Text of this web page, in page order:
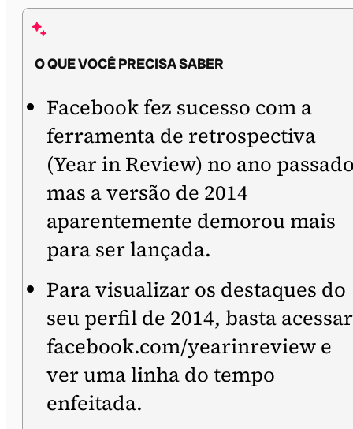
O QUE VOCÊ PRECISA SABER
Facebook fez sucesso com a
ferramenta de retrospectiva
(Year in Review) no ano
mas a versão de 2014
aparentemente demorou mais
para ser lançada.
Para visualizar os destaques do
seu perfil de 2014, basta acessar
facebook.com/yearinreview e
ver uma linha do tempo
enfeitada.